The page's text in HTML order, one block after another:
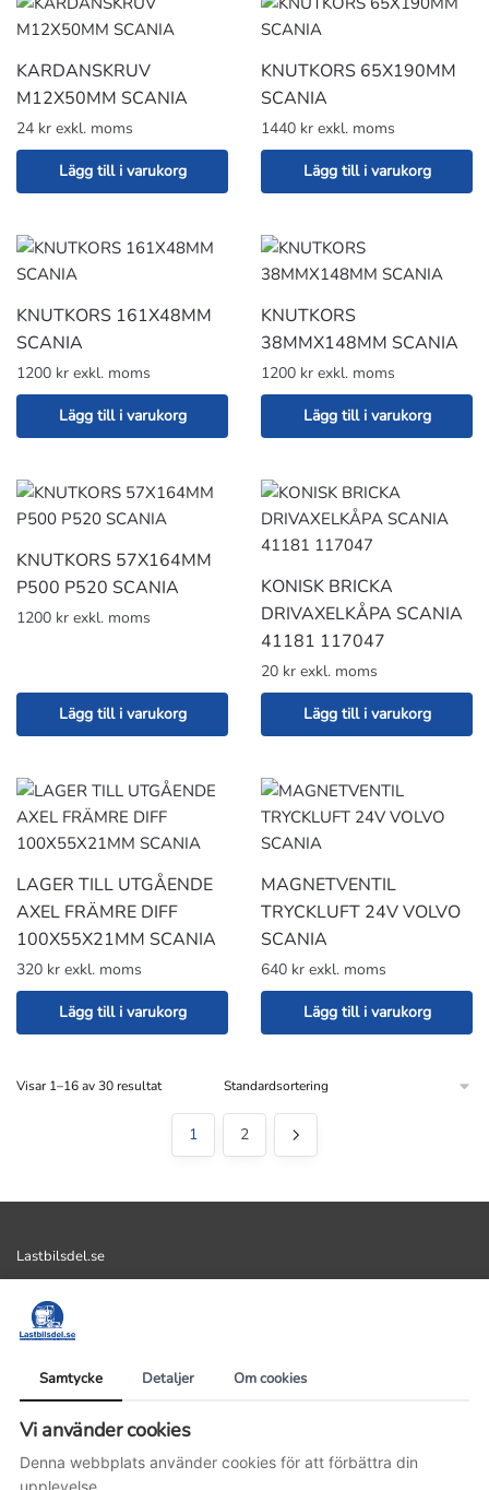
Samtycke Detaljer Om cookies
Vi använder cookies
Denna webbplats använder cookies för att förbättra din
upplevelse.
KARDANSKRUV
M12X50MM SCANIA
24 kr exkl. moms
Lägg till i varukorg
KNUTKORS 65X190MM
SCANIA
1440 kr exkl. moms
Lägg till i varukorg
KNUTKORS 161X48MM
SCANIA
1200 kr exkl. moms
Lägg till i varukorg
KNUTKORS
38MMX148MM SCANIA
1200 kr exkl. moms
Lägg till i varukorg
KNUTKORS 57X164MM
P500 P520 SCANIA
1200 kr exkl. moms
Lägg till i varukorg
KONISK BRICKA
DRIVAXELKÅPA SCANIA
41181 117047
20 kr exkl. moms
Lägg till i varukorg
LAGER TILL UTGÅENDE
AXEL FRÄMRE DIFF
100X55X21MM SCANIA
320 kr exkl. moms
Lägg till i varukorg
MAGNETVENTIL
TRYCKLUFT 24V VOLVO
SCANIA
640 kr exkl. moms
Lägg till i varukorg
Visar 1–16 av 30 resultat
1 2
Lastbilsdel.se
AllMek i Vadstena AB
Lastbilsdel.se
Kastad 103
59291 Vadstena
Organisationsnummer: 559358-5531